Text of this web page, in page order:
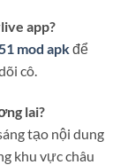
app?
mod apkđể
cô.
lai?
tạo nội dung
khu vực châu